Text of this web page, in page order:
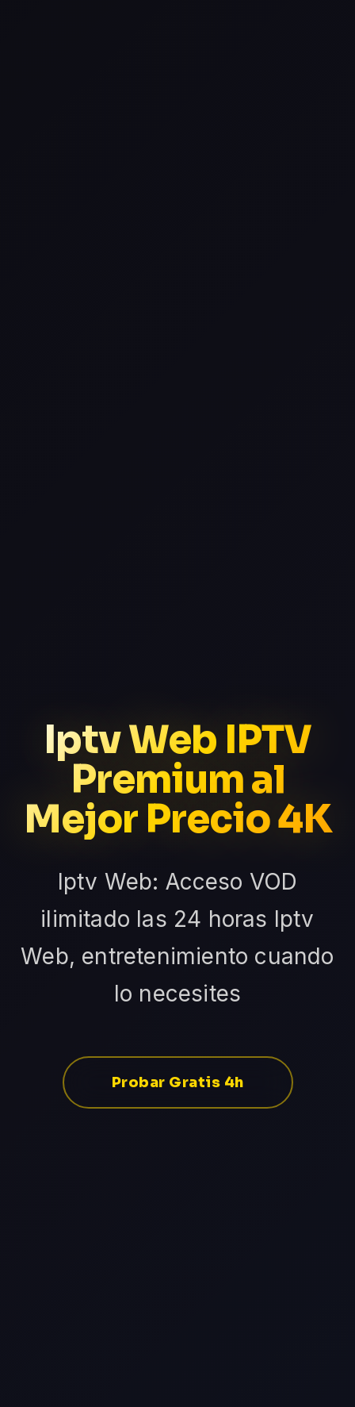
Iptv Web IPTV
Premium al
Mejor Precio 4K
Iptv Web: Acceso VOD
ilimitado las 24 horas Iptv
Web, entretenimiento cuando
lo necesites
Probar Gratis 4h